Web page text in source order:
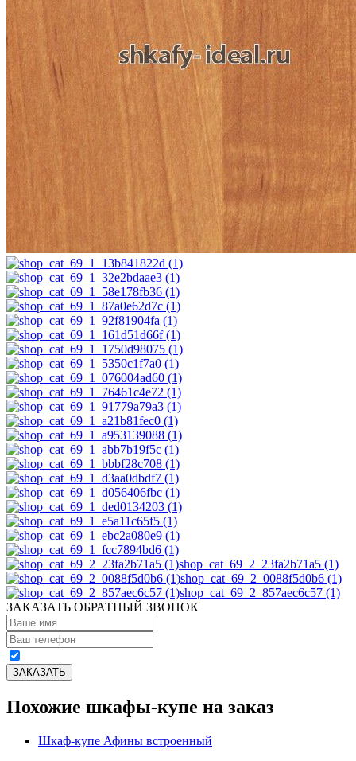
shop_cat_69_2_23fa2b71a5 (1)
shop_cat_69_2_0088f5d0b6 (1)
shop_cat_69_2_857aec6c57 (1)
ЗАКАЗАТЬ ОБРАТНЫЙ ЗВОНОК
Похожие шкафы-купе на заказ
Шкаф-купе Афины встроенный